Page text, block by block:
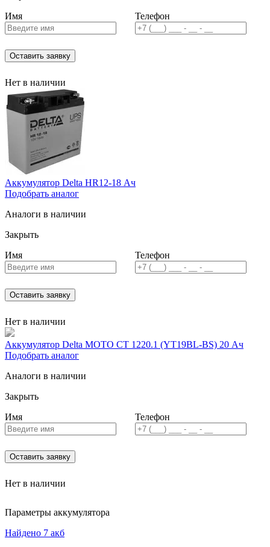
Имя
Телефон
Оставить заявку
Нет в наличии
Аккумулятор Delta HR12-18 Ач
Подобрать аналог
Аналоги в наличии
Закрыть
Имя
Телефон
Оставить заявку
Нет в наличии
Аккумулятор Delta MOTO CT 1220.1 (YT19BL-BS) 20 Ач
Подобрать аналог
Аналоги в наличии
Закрыть
Имя
Телефон
Оставить заявку
Нет в наличии
Параметры аккумулятора
Найдено 7 акб